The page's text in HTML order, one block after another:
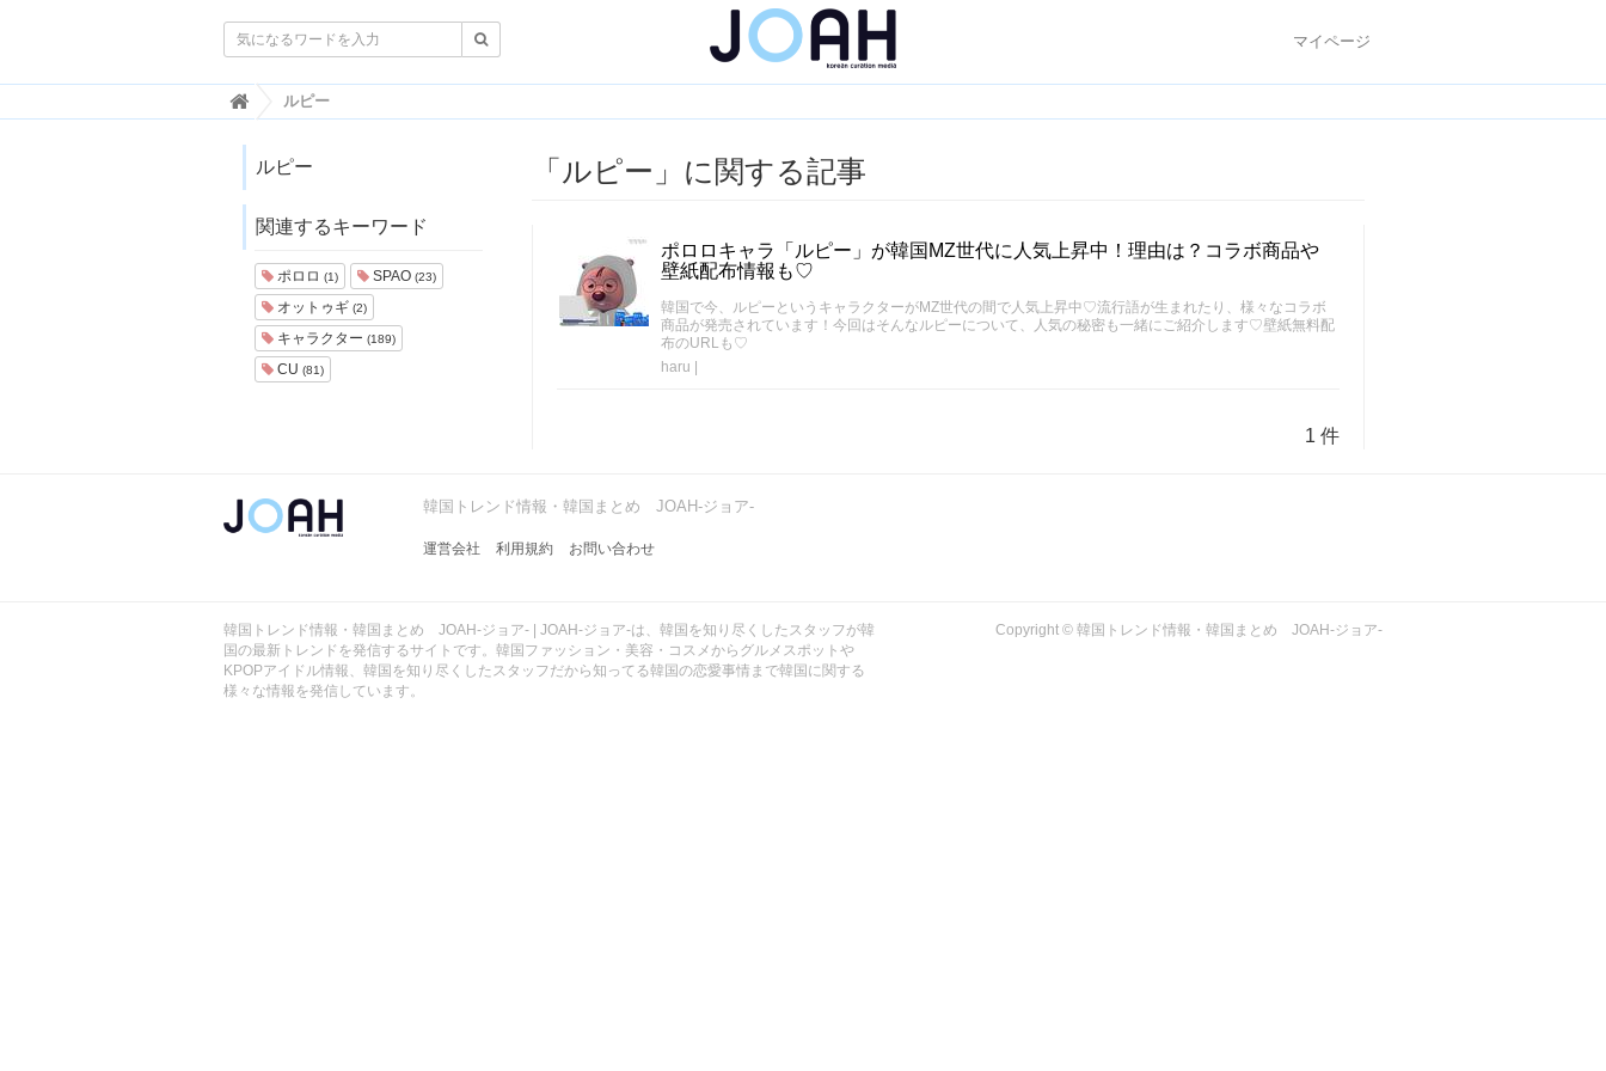
マイページ
韓
国
レ
情
・
韓
国
ま
と
め
-
ジ
ルピー
ルピー
関連するキーワード
ポロロ (1) SPAO (23)
オットゥギ (2)
キャラクター (189)
CU (81)
「ルピー」に関する記事
ポロロキャラ「ルピー」が韓国MZ世代に人気上昇中！理由は？コラボ商品や
壁紙配布情報も♡
韓国で今、ルピーというキャラクターがMZ世代の間で人気上昇中♡流行語が生まれたり、様々なコラボ
商品が発売されています！今回はそんなルピーについて、人気の秘密も一緒にご紹介します♡壁紙無料配
布のURLも♡
haru
1 件
韓国トレンド情報・韓国まとめ JOAH-ジョア-
運営会社 利用規約 お問い合わせ
韓国トレンド情報・韓国まとめ JOAH-ジョア- | JOAH-ジョア-は、韓国を知り尽くしたスタッフが韓
国の最新トレンドを発信するサイトです。韓国ファッション・美容・コスメからグルメスポットや
KPOPアイドル情報、韓国を知り尽くしたスタッフだから知ってる韓国の恋愛事情まで韓国に関する
様々な情報を発信しています。
Copyright © 韓国トレンド情報・韓国まとめ JOAH-ジョア-